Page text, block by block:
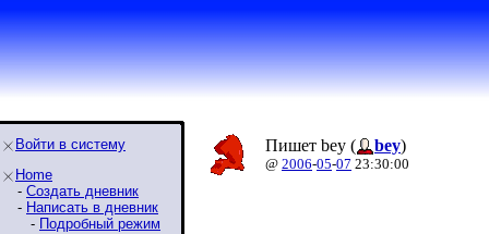
Войти в систему
Home
- Создать дневник
- Написать в дневник
- Подробный режим
Пишет bey ( bey)
@ 2006-05-07 23:30:00